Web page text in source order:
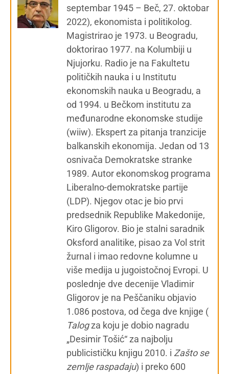
septembar 1945 – Beč, 27. oktobar
2022), ekonomista i politikolog.
Magistrirao je 1973. u Beogradu,
doktorirao 1977. na Kolumbiji u
Njujorku. Radio je na Fakultetu
političkih nauka i u Institutu
ekonomskih nauka u Beogradu, a
od 1994. u Bečkom institutu za
međunarodne ekonomske studije
(wiiw). Ekspert za pitanja tranzicije
balkanskih ekonomija. Jedan od 13
osnivača Demokratske stranke
1989. Autor ekonomskog programa
Liberalno-demokratske partije
(LDP). Njegov otac je bio prvi
predsednik Republike Makedonije,
Kiro Gligorov. Bio je stalni saradnik
Oksford analitike, pisao za Vol strit
žurnal i imao redovne kolumne u
više medija u jugoistočnoj Evropi. U
poslednje dve decenije Vladimir
Gligorov je na Peščaniku objavio
1.086 postova, od čega dve knjige (
Talogza koju je dobio nagradu
„Desimir Tošić“ za najbolju
publicističku knjigu 2010. i Zašto se
zemlje raspadaju) i preko 600